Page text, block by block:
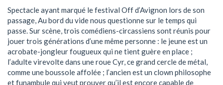
Spectacle ayant marqué le festival Off d’Avignon lors de son
passage, Au bord du vide nous questionne sur le temps qui
passe. Sur scène, trois comédiens-circassiens sont réunis pour
jouer trois générations d’une même personne : le jeune est un
acrobate-jongleur fougueux qui ne tient guère en place ;
l’adulte virevolte dans une roue Cyr, ce grand cercle de métal,
comme une boussole affolée ; l’ancien est un clown philosophe
et funambule qui veut prouver qu’il est encore capable de